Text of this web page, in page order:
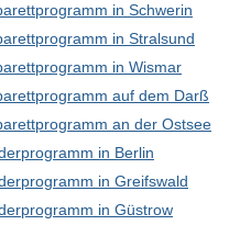
in Schwerin
in Stralsund
in Wismar
auf dem Darß
an der Ostsee
in Berlin
in Greifswald
in Güstrow